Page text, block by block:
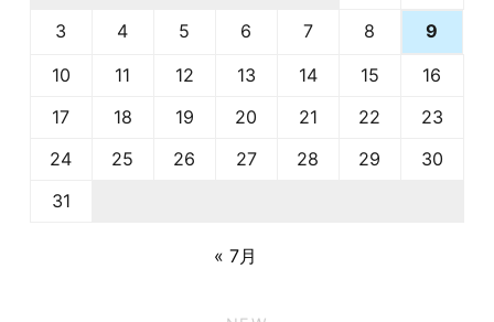
3
4 5 6 7 8
9
10
11 12 13 14 15
16
17
18 19 20 21 22
23
24
25 26 27 28 29
30
31
« 7月